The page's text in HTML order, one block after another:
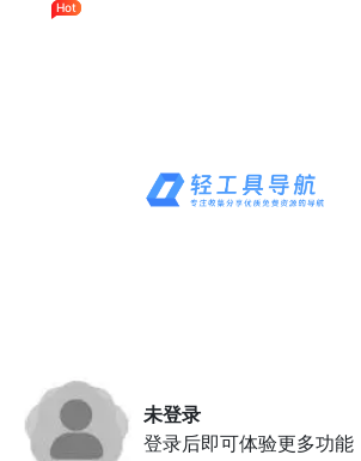
Hot
Hot
未登录
登录后即可体验更多功能